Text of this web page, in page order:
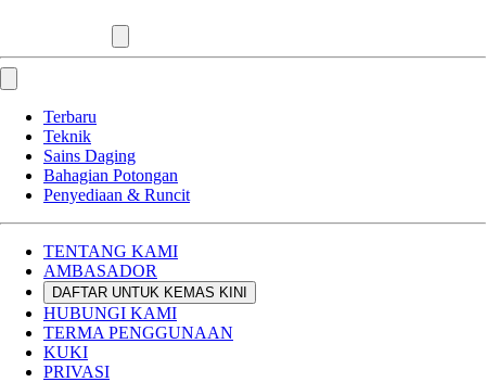
Terbaru
Teknik
Sains Daging
Bahagian Potongan
Penyediaan & Runcit
TENTANG KAMI
AMBASADOR
DAFTAR UNTUK KEMAS KINI
HUBUNGI KAMI
TERMA PENGGUNAAN
KUKI
PRIVASI